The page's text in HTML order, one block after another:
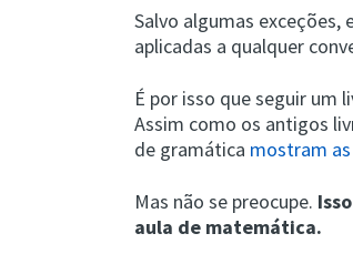
Salvo algumas exceções,
aplicadas a qualquer
É por isso que seguir
Assim como os antigos
de gramática mostram
Mas não se preocupe.
aula de matemática.